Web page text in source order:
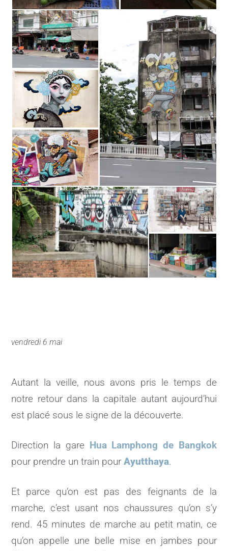
vendredi 6 mai
Autant la veille, nous avons pris le temps de
notre retour dans la capitale autant aujourd’hui
est placé sous le signe de la découverte.
Direction la gare
Hua Lamphong de Bangkok
pour prendre un train pour Ayutthaya.
Et parce qu’on est pas des feignants de la
marche, c’est usant nos chaussures qu’on s’y
rend. 45 minutes de marche au petit matin, ce
qu’on appelle une belle mise en jambes pour